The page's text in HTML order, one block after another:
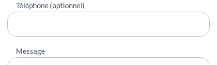
Téléphone (optionnel)
Message